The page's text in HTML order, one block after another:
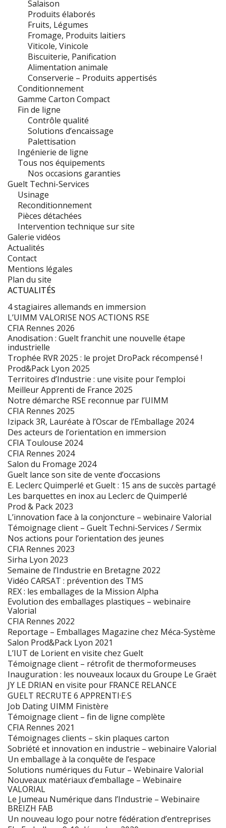
Salaison
Produits élaborés
Fruits, Légumes
Fromage, Produits laitiers
Viticole, Vinicole
Biscuiterie, Panification
Alimentation animale
Conserverie – Produits appertisés
Conditionnement
Gamme Carton Compact
Fin de ligne
Contrôle qualité
Solutions d’encaissage
Palettisation
Ingénierie de ligne
Tous nos équipements
Nos occasions garanties
Guelt Techni-Services
Usinage
Reconditionnement
Pièces détachées
Intervention technique sur site
Galerie vidéos
Actualités
Contact
Mentions légales
Plan du site
ACTUALITÉS
4 stagiaires allemands en immersion
L’UIMM VALORISE NOS ACTIONS RSE
CFIA Rennes 2026
Anodisation : Guelt franchit une nouvelle étape
industrielle
Trophée RVR 2025 : le projet DroPack récompensé !
Prod&Pack Lyon 2025
Territoires d’Industrie : une visite pour l’emploi
Meilleur Apprenti de France 2025
Notre démarche RSE reconnue par l’UIMM
CFIA Rennes 2025
Izipack 3R, Lauréate à l’Oscar de l’Emballage 2024
Des acteurs de l’orientation en immersion
CFIA Toulouse 2024
CFIA Rennes 2024
Salon du Fromage 2024
Guelt lance son site de vente d’occasions
E. Leclerc Quimperlé et Guelt : 15 ans de succès partagé
Les barquettes en inox au Leclerc de Quimperlé
Prod & Pack 2023
L’innovation face à la conjoncture – webinaire Valorial
Témoignage client – Guelt Techni-Services / Sermix
Nos actions pour l’orientation des jeunes
CFIA Rennes 2023
Sirha Lyon 2023
Semaine de l’Industrie en Bretagne 2022
Vidéo CARSAT : prévention des TMS
REX : les emballages de la Mission Alpha
Evolution des emballages plastiques – webinaire
Valorial
CFIA Rennes 2022
Reportage – Emballages Magazine chez Méca-Système
Salon Prod&Pack Lyon 2021
L’IUT de Lorient en visite chez Guelt
Témoignage client – rétrofit de thermoformeuses
Inauguration : les nouveaux locaux du Groupe Le Graët
JY LE DRIAN en visite pour FRANCE RELANCE
GUELT RECRUTE 6 APPRENTI·E·S
Job Dating UIMM Finistère
Témoignage client – fin de ligne complète
CFIA Rennes 2021
Témoignages clients – skin plaques carton
Sobriété et innovation en industrie – webinaire Valorial
Un emballage à la conquête de l’espace
Solutions numériques du Futur – Webinaire Valorial
Nouveaux matériaux d’emballage – Webinaire
VALORIAL
Le Jumeau Numérique dans l’Industrie – Webinaire
BREIZH FAB
Un nouveau logo pour notre fédération d’entreprises